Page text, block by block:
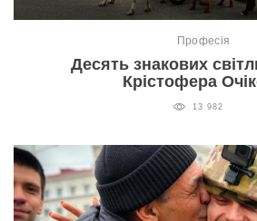
Професія
Десять знакових
Крістофера
13 982